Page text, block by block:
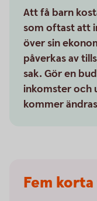
Att få barn
som oftast att
över sin
påverkas av
sak. Gör en
inkomster och
kommer
Fem